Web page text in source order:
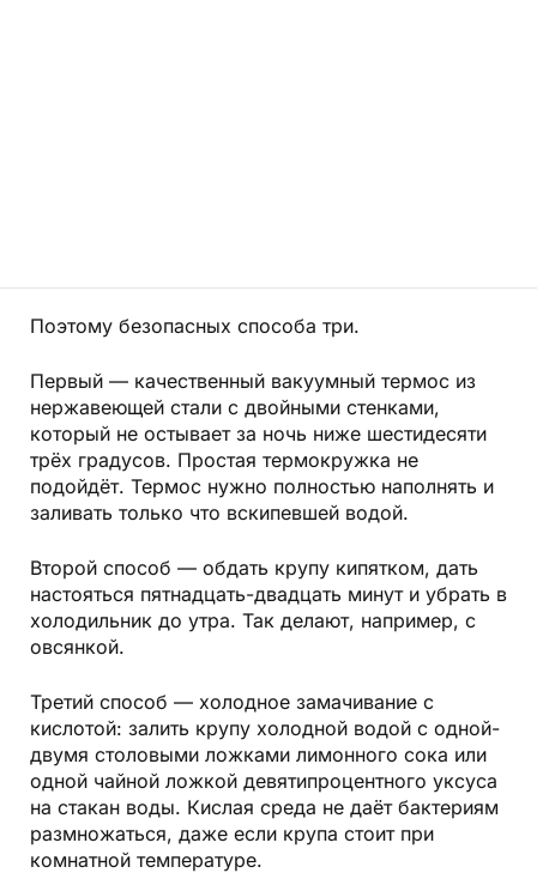
Поэтому безопасных способа три.
Первый — качественный вакуумный термос из
нержавеющей стали с двойными стенками,
который не остывает за ночь ниже шестидесяти
трёх градусов. Простая термокружка не
подойдёт. Термос нужно полностью наполнять и
заливать только что вскипевшей водой.
Второй способ — обдать крупу кипятком, дать
настояться пятнадцать-двадцать минут и убрать в
холодильник до утра. Так делают, например, с
овсянкой.
Третий способ — холодное замачивание с
кислотой: залить крупу холодной водой с одной-
двумя столовыми ложками лимонного сока или
одной чайной ложкой девятипроцентного уксуса
на стакан воды. Кислая среда не даёт бактериям
размножаться, даже если крупа стоит при
комнатной температуре.